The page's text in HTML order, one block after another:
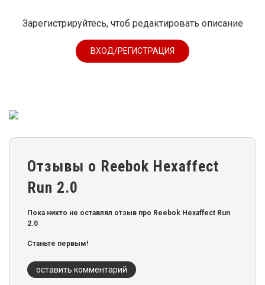
Зарегистрируйтесь, чтоб редактировать описание
ВХОД/РЕГИСТРАЦИЯ
Отзывы о Reebok Hexaffect
Run 2.0
Пока никто не оставлял отзыв про Reebok Hexaffect Run
2.0
Станьте первым!
оставить комментарий